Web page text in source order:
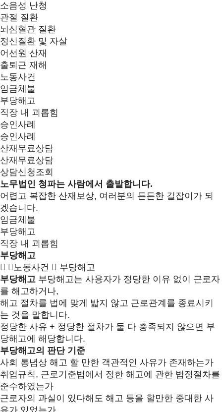
소음성 난청
관절 질환
뇌심혈관 질환
정신질환 및 자살
어선원 산재
출퇴근 재해
노동사건
임금체불
부당해고
직장 내 괴롭힘
승인사례
승인사례
산재무료상담
산재무료상담
상담신청조회
노무법인 청파는 사람에서 출발합니다.
어렵고 복잡한 산재보상, 여러분의 든든한 길잡이가 되
겠습니다.
임금체불
부당해고
직장 내 괴롭힘
부당해고
노동사건
부당해고
부당해고 부당해고는 사용자가 정당한 이유 없이 근로자
를 해고하거나,
해고 절차를 법에 맞게 밟지 않고 근로관계를 종료시키
는 것을 말합니다.
정당한 사유 + 정당한 절차가 둘 다 충족되지 않으면 부
당해고에 해당합니다.
부당해고의 판단 기준
사회 통념상 해고 할 만한 객관적인 사유가 존재하는가
취업규칙, 근로기준법에서 정한 해고에 관한 법정절차를
준수하였는가
근로자의 과실이 있다해도 해고 등을 할만한 중대한 사
유가 있었는가